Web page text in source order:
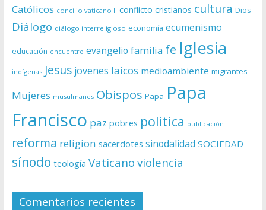
Católicos concilio vaticano II conflicto cristianos cultura Dios
Diálogo diálogo interreligioso economía ecumenismo
educación encuentro evangelio familia fe Iglesia
indígenas Jesus jovenes laicos medioambiente migrantes
Mujeres musulmanes Obispos Papa Papa
Francisco paz pobres politica publicación
reforma religion sacerdotes sinodalidad SOCIEDAD
sínodo teología Vaticano violencia
Comentarios recientes